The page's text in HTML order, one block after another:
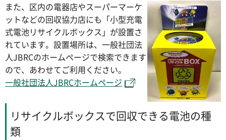
また、区内の電器店やスーパーマーケ
ットなどの回収協力店にも「小型充電
式電池リサイクルボックス」が設置さ
れています。設置場所は、一般社団法
人JBRCのホームページで検索できます
ので、あわせてご利用ください。
一般社団法人JBRCホームページ
リサイクルボックスで回収できる電池の種
類